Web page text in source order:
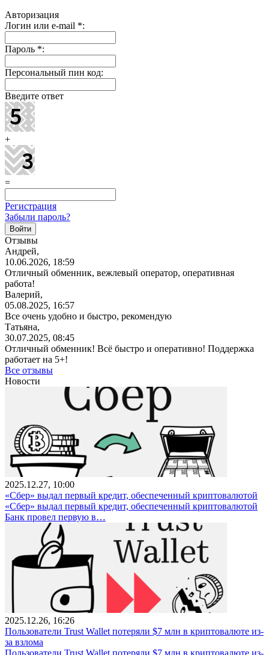
Авторизация
Логин или e-mail *:
Пароль *:
Персональный пин код:
Введите ответ
+
=
Регистрация
Забыли пароль?
Отзывы
Андрей,
10.06.2026, 18:59
Отличный обменник, вежлевый оператор, оперативная
работа!
Валерий,
05.08.2025, 16:57
Все очень удобно и быстро, рекомендую
Татьяна,
30.07.2025, 08:45
Отличный обменник! Всё быстро и оперативно! Поддержка
работает на 5+!
Все отзывы
Новости
2025.12.27, 10:00
«Сбер» выдал первый кредит, обеспеченный криптовалютой
«Сбер» выдал первый кредит, обеспеченный криптовалютой
Банк провел первую в…
2025.12.26, 16:26
Пользователи Trust Wallet потеряли $7 млн в криптовалюте из-
за взлома
Пользователи Trust Wallet потеряли $7 млн в криптовалюте из-